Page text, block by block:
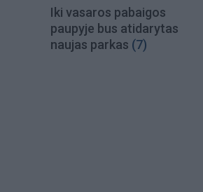
Iki vasaros pabaigos
paupyje bus atidarytas
naujas parkas (7)